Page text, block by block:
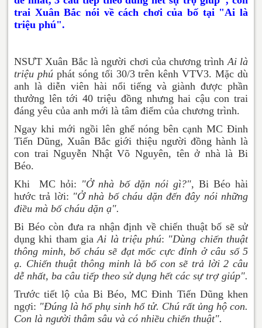
trai Xuân Bắc nói về cách chơi của bố tại "Ai là
triệu phú".
NSƯT Xuân Bắc là người chơi của chương trìnhAi là
triệu phúphát sóng tối 30/3 trên kênh VTV3. Mặc dù
anh là diễn viên hài nổi tiếng và giành được phần
thưởng lên tới 40 triệu đồng nhưng hai cậu con trai
đáng yêu của anh mới là tâm điểm của chương trình.
Ngay khi mới ngồi lên ghế nóng bên cạnh MC Đinh
Tiến Dũng, Xuân Bắc giới thiệu người đồng hành là
con trai Nguyễn Nhật Võ Nguyên, tên ở nhà là Bi
Béo.
Khi MC hỏi: "Ở nhà bố dặn nói gì?", Bi Béo hài
hước trả lời: "Ở nhà bố cháu dặn đến đây nói những
điều mà bố cháu dặn ạ".
Bi Béo còn đưa ra nhận định về chiến thuật bố sẽ sử
dụng khi tham giaAi là triệu phú: "Dùng chiến thuật
thông minh, bố cháu sẽ đạt mốc cực đỉnh ở câu số 5
ạ. Chiến thuật thông minh là bố con sẽ trả lời 2 câu
dễ nhất, ba câu tiếp theo sử dụng hết các sự trợ giúp".
Trước tiết lộ của Bi Béo, MC Đinh Tiến Dũng khen
ngợi: "Đúng là hổ phụ sinh hổ tử. Chú rất ủng hộ con.
Con là người thâm sâu và có nhiều chiến thuật".